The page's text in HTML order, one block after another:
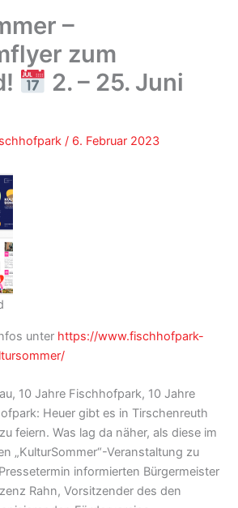
–
zum
2. – 25. Juni
/ 6. Februar 2023
unter https://www.fischhofpark-
10 Jahre Fischhofpark, 10 Jahre
Heuer gibt es in Tirschenreuth
feiern. Was lag da näher, als diese im
„KulturSommer“-Veranstaltung zu
informierten Bürgermeister
Rahn, Vorsitzender des den